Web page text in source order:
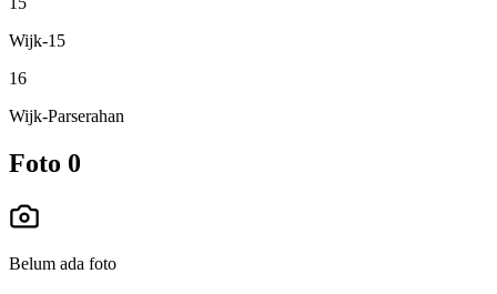
Wijk-15
16
Wijk-Parserahan
Foto 0
Belum ada foto